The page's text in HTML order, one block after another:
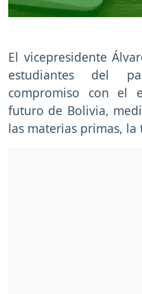
El vicepresidente
estudiantes del
compromiso con el
futuro de Bolivia,
las materias primas,